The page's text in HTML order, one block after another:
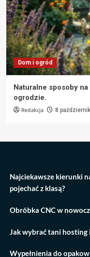
Dom i ogród
Naturalne sposoby
ogrodzie.
Redakcja 8
Najciekawsze kierunki
pojechać z klasą?
Obróbka CNC w
Jak wybrać tani hosting
Wypełnienia do